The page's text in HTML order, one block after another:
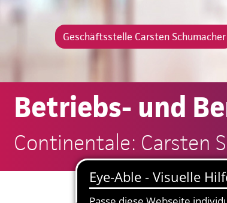
Geschäftsstelle Carsten Schumacher
Betriebs- und
Continentale: Carsten
Gute